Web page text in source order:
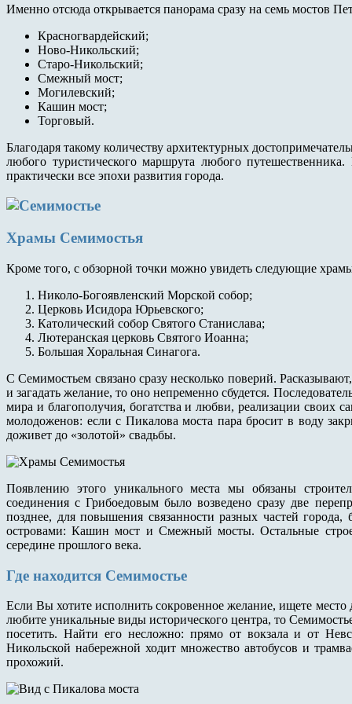
Именно отсюда открывается панорама сразу на семь мостов
Красногвардейский;
Ново-Никольский;
Старо-Никольский;
Смежный мост;
Могилевский;
Кашин мост;
Торговый.
Благодаря такому количеству архитектурных
любого туристического маршрута любого
практически все эпохи развития города.
Храмы Семимостья
Кроме того, с обзорной точки можно увидеть следующие
Николо-Богоявленский Морской собор;
Церковь Исидора Юрьевского;
Католический собор Святого Станислава;
Лютеранская церковь Святого Иоанна;
Большая Хоральная Синагога.
С Семимостьем связано сразу несколько поверий.
и загадать желание, то оно непременно сбудется.
мира и благополучия, богатства и любви, реализации своих
молодоженов: если с Пикалова моста пара бросит в воду
доживет до «золотой» свадьбы.
Появлению этого уникального места мы обязаны
соединения с Грибоедовым было возведено сразу две
позднее, для повышения связанности разных частей
островами: Кашин мост и Смежный мосты. Остальные
середине прошлого века.
Где находится Семимостье
Если Вы хотите исполнить сокровенное желание, ищете
любите уникальные виды исторического центра, то
посетить. Найти его несложно: прямо от вокзала и от
Никольской набережной ходит множество автобусов и
прохожий.